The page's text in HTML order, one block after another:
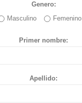
Genero:
Masculino
Femenino
Primer nombre:
Apellido: